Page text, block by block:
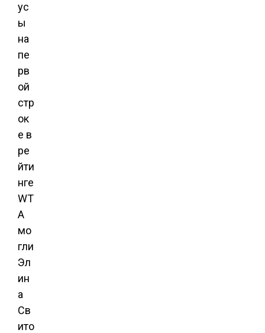
ус
ы
на
пе
рв
ой
стр
ок
е в
ре
йти
нге
WT
A
мо
гли
Эл
ин
а
Св
ито